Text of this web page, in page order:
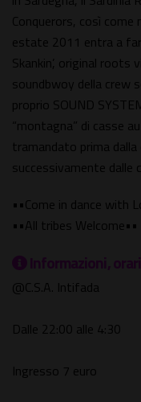
Conquerors, così come
estate 2011 entra a
Skankin’, original
soundbwoy della crew
proprio SOUND
“montagna” di casse
tramandato prima dalla
successivamente dalle
••Come in dance with
••All tribes Welcome••
Informazioni,
@C.S.A. Intifada
Dalle 22:00 alle 4:30
Ingresso 7 euro